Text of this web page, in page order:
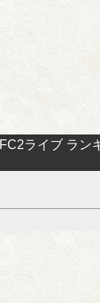
FC2ライブ ラン